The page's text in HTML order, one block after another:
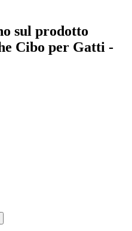
sul prodotto
Cibo per Gatti -